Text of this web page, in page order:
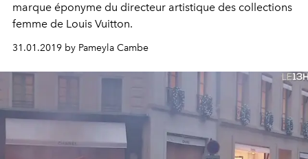
marque éponyme du directeur artistique des collections
femme de Louis Vuitton.
31.01.2019 by Pameyla Cambe